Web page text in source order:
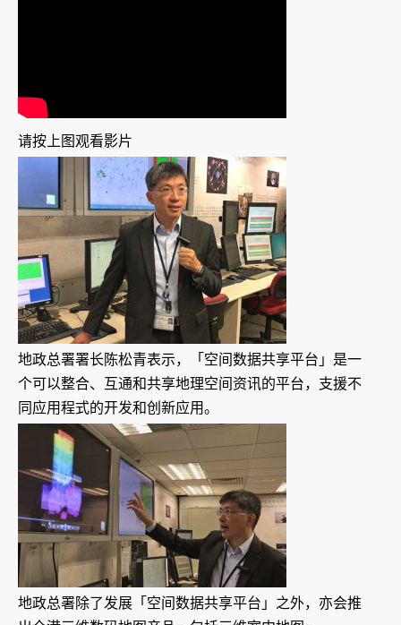
请按上图观看影片
地政总署署长陈松青表示，「空间数据共享平台」是一
个可以整合、互通和共享地理空间资讯的平台，支援不
同应用程式的开发和创新应用。
地政总署除了发展「空间数据共享平台」之外，亦会推